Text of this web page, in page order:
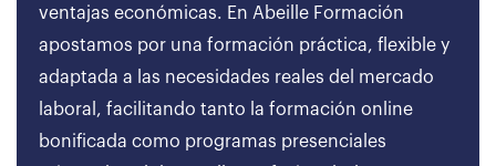
ventajas económicas. En Abeille Formación
apostamos por una formación práctica, flexible y
adaptada a las necesidades reales del mercado
laboral, facilitando tanto la formación online
bonificada como programas presenciales